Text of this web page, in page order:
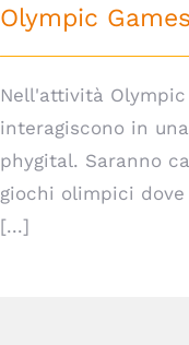
Olympic Games
Nell'attività
interagiscono in
phygital. Saranno
giochi olimpici
[...]